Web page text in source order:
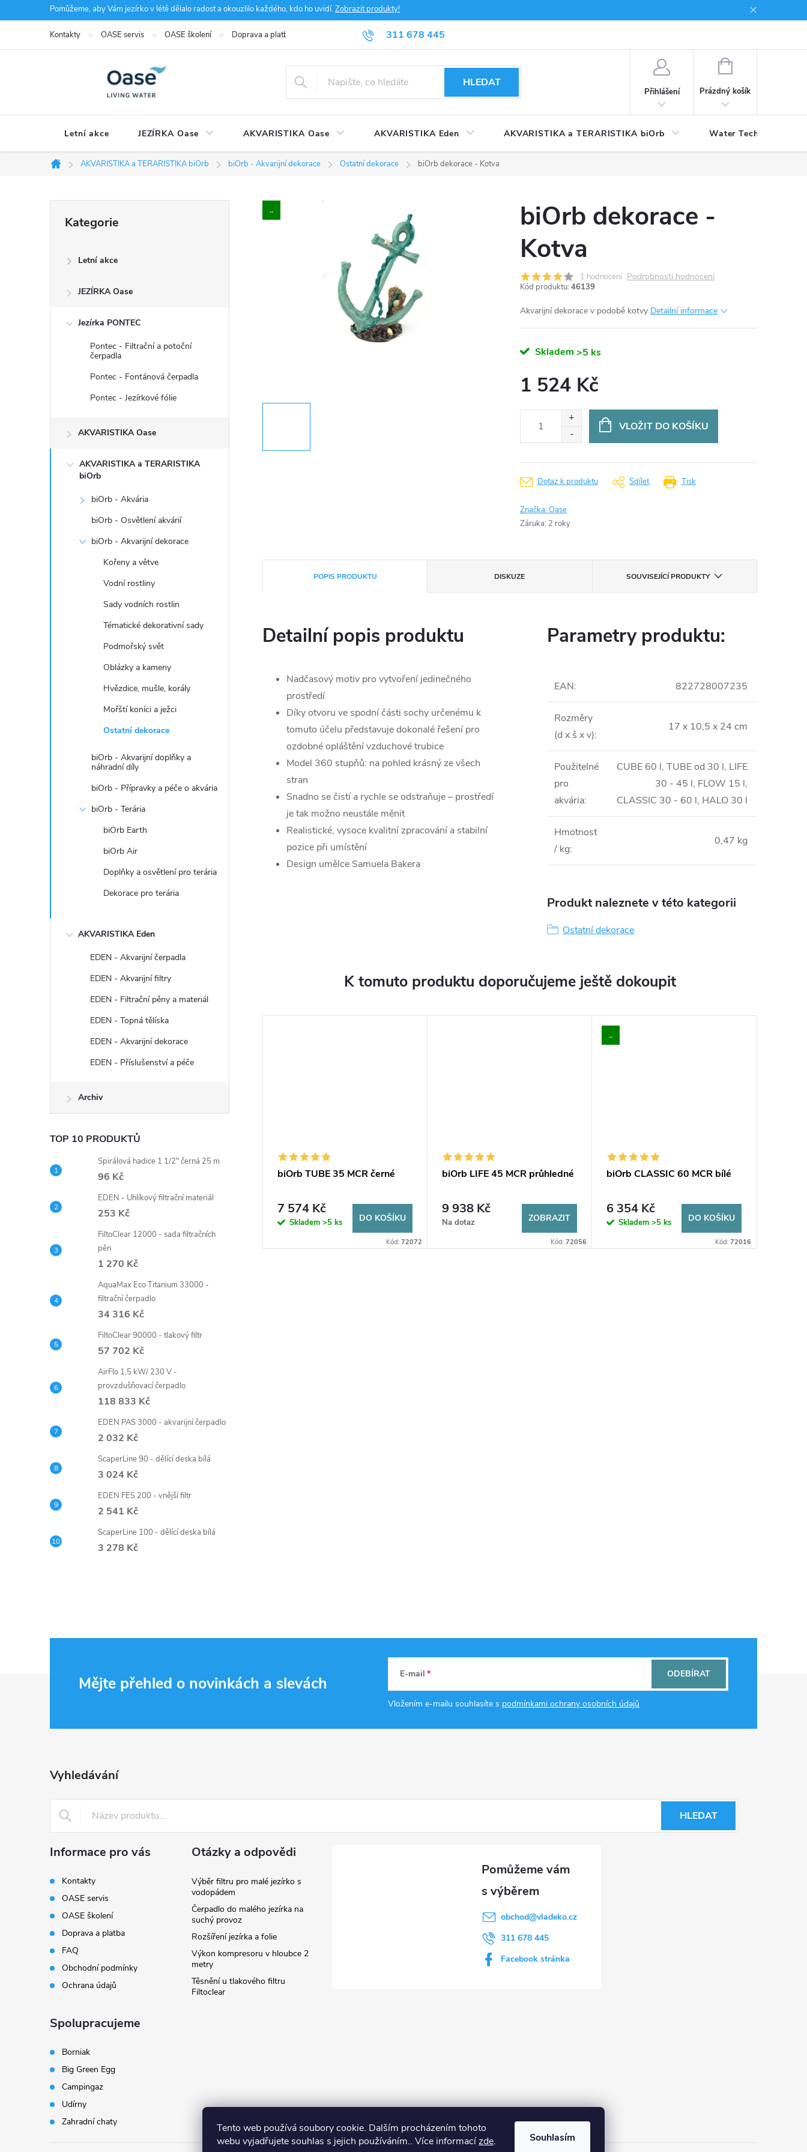
Tento web používá soubory cookie. Dalším procházením tohoto
webu vyjadřujete souhlas s jejich používáním.. Více informacízde. Souhlasím
na
Pomůžeme, aby Vám jezírko v létě dělalo radost a okouzlilo každého, kdo ho uvidí.Zobrazit produkty!
311 678 445
Kontakty OASE servis OASE školení Doprava a platba Obchodní podmínky Ochrana údajů
HLEDAT
Přihlášení
NÁKUPNÍ
Prázdný košík
Letní akce JEZÍRKA Oase AKVARISTIKA Oase AKVARISTIKA Eden AKVARISTIKA a TERARISTIKA biOrb Water Technology
Domů
AKVARISTIKA a TERARISTIKA biOrb biOrb - Akvarijní dekorace Ostatní dekorace biOrb dekorace - Kotva
í
kategorie
Kategorie
Letní akce
JEZÍRKA Oase
Jezírka PONTEC
Pontec - Filtrační a potoční
čerpadla
Pontec - Fontánová čerpadla
Pontec - Jezírkové fólie
AKVARISTIKA Oase
AKVARISTIKA a TERARISTIKA
biOrb
biOrb - Akvária
biOrb - Osvětlení akvárií
biOrb - Akvarijní dekorace
Kořeny a větve
Vodní rostliny
Sady vodních rostlin
Tématické dekorativní sady
Podmořský svět
Oblázky a kameny
Hvězdice, mušle, korály
Mořští koníci a ježci
Ostatní dekorace
biOrb - Akvarijní doplňky a
náhradní díly
biOrb - Přípravky a péče o akvária
biOrb - Terária
biOrb Earth
biOrb Air
Doplňky a osvětlení pro terária
Dekorace pro terária
AKVARISTIKA Eden
EDEN - Akvarijní čerpadla
EDEN - Akvarijní filtry
EDEN - Filtrační pěny a materiál
EDEN - Topná tělíska
EDEN - Akvarijní dekorace
EDEN - Příslušenství a péče
Archiv
TOP 10 PRODUKTŮ
Spirálová hadice 1 1/2" černá 25 m
96 Kč
EDEN - Uhlíkový filtrační materiál
253 Kč
FiltoClear 12000 - sada filtračních
pěn
1 270 Kč
AquaMax Eco Titanium 33000 -
filtrační čerpadlo
34 316 Kč
FiltoClear 90000 - tlakový filtr
57 702 Kč
AirFlo 1,5 kW/ 230 V -
provzdušňovací čerpadlo
118 833 Kč
EDEN PAS 3000 - akvarijní čerpadlo
2 032 Kč
ScaperLine 90 - dělící deska bílá
3 024 Kč
EDEN FES 200 - vnější filtr
2 541 Kč
ScaperLine 100 - dělící deska bílá
3 278 Kč
..
biOrb dekorace -
Kotva
1 hodnocení Podrobnosti hodnocení
Kód produktu: 46139
Akvarijní dekorace v podobě kotvy Detailní informace
Skladem >5 ks
1 524 Kč
VLOŽIT DO KOŠÍKU
Tisk
Dotaz k produktu Sdílet
Značka:Oase
Záruka: 2 roky
POPIS PRODUKTU DISKUZE SOUVISEJÍCÍ PRODUKTY
Detailní popis produktu
Nadčasový motiv pro vytvoření jedinečného
prostředí
Díky otvoru ve spodní části sochy určenému k
tomuto účelu představuje dokonalé řešení pro
ozdobné opláštění vzduchové trubice
Model 360 stupňů: na pohled krásný ze všech
stran
Snadno se čistí a rychle se odstraňuje – prostředí
je tak možno neustále měnit
Realistické, vysoce kvalitní zpracování a stabilní
pozice při umístění
Design umělce Samuela Bakera
Parametry produktu:
EAN: 822728007235
Rozměry
(d x š x v):
17 x 10,5 x 24 cm
Použitelné
pro
akvária:
CUBE 60 l, TUBE od 30 l, LIFE
30 - 45 l, FLOW 15 l,
CLASSIC 30 - 60 l, HALO 30 l
Hmotnost
/ kg:
0,47 kg
Produkt naleznete v této kategorii
Ostatní dekorace
K tomuto produktu doporučujeme ještě dokoupit
biOrb TUBE 35 MCR černé
7 574 Kč
Skladem >5 ks DO KOŠÍKU
Kód: 72072
biOrb LIFE 45 MCR průhledné
9 938 Kč
Na dotaz ZOBRAZIT
Kód: 72056
..
biOrb CLASSIC 60 MCR bílé
6 354 Kč
Skladem >5 ks DO KOŠÍKU
Kód: 72016
Mějte přehled o novinkách a slevách E-mail
Vložením e-mailu souhlasíte s podmínkami ochrany osobních údajů
ODEBÍRAT
Vyhledávání
HLEDAT
Informace pro vás
Kontakty
OASE servis
OASE školení
Doprava a platba
FAQ
Obchodní podmínky
Ochrana údajů
Otázky a odpovědi
Výběr filtru pro malé jezírko s
vodopádem
Čerpadlo do malého jezírka na
suchý provoz
Rozšíření jezírka a folie
Výkon kompresoru v hloubce 2
metry
Těsnění u tlakového filtru
Filtoclear
obchod@vladeko.cz
311 678 445
Facebook stránka
Spolupracujeme
Borniak
Big Green Egg
Campingaz
Udírny
Zahradní chaty